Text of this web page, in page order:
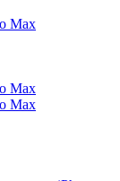
Max
Max
Max